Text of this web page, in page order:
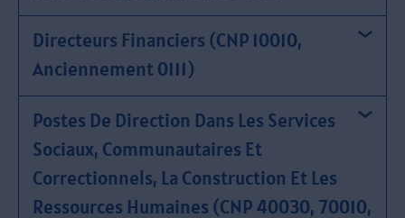
Directeurs Financiers (CNP 10010,
Anciennement 0111)
Postes De Direction Dans Les Services
Sociaux, Communautaires Et
Correctionnels, La Construction Et Les
Ressources Humaines (CNP 40030, 70010,